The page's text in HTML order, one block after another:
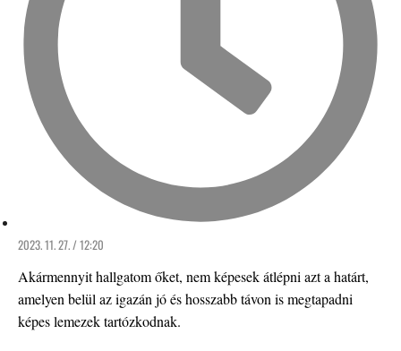
2023. 11. 27. / 12:20
Akármennyit hallgatom őket, nem képesek átlépni azt a határt,
amelyen belül az igazán jó és hosszabb távon is megtapadni
képes lemezek tartózkodnak.